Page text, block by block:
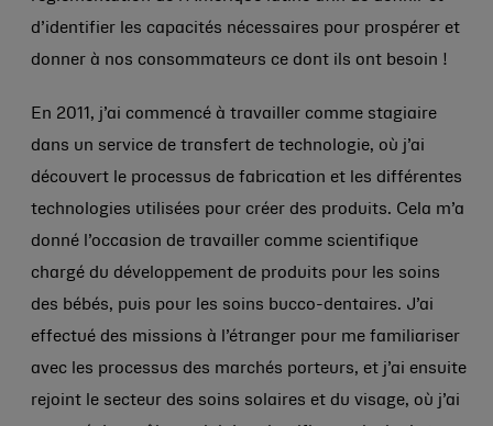
d’identifier les capacités nécessaires pour prospérer et
donner à nos consommateurs ce dont ils ont besoin !
En 2011, j’ai commencé à travailler comme stagiaire
dans un service de transfert de technologie, où j’ai
découvert le processus de fabrication et les différentes
technologies utilisées pour créer des produits. Cela m’a
donné l’occasion de travailler comme scientifique
chargé du développement de produits pour les soins
des bébés, puis pour les soins bucco-dentaires. J’ai
effectué des missions à l’étranger pour me familiariser
avec les processus des marchés porteurs, et j’ai ensuite
rejoint le secteur des soins solaires et du visage, où j’ai